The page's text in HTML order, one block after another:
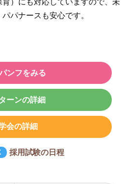
）にも対応していますので、未
パナースも安心です。
ンフをみる
ーンの詳細
会の詳細
採用試験の日程